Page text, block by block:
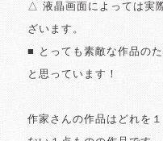
△ 液晶画面によっては実
ざいます。
■ とっても素敵な作品の
と思っています！
作家さんの作品はどれを